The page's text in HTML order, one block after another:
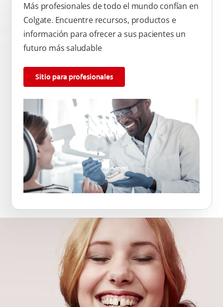
Más profesionales de todo el mundo confían en
Colgate. Encuentre recursos, productos e
información para ofrecer a sus pacientes un
futuro más saludable
Sitio para profesionales